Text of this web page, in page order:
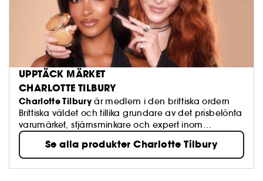
UPPTÄCK MÄRKET
CHARLOTTE TILBURY
Charlotte Tilburyär medlem i den brittiska ordern
Brittiska väldet och tillika grundare av det prisbelönta
varumärket, stjärnsminkare och expert inom
ansiktsvård och skapare av innovativa parfymer!
Se alla produkter Charlotte Tilbury